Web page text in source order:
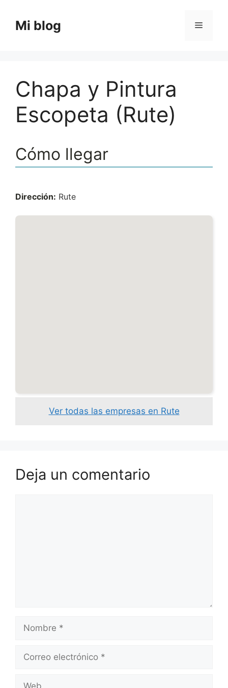
contenido
Mi blog Menú
Chapa y Pintura
Escopeta (Rute)
Cómo llegar
Dirección: Rute
Ver todas las empresas en Rute
Deja un comentario
Nombre
Correo
Web